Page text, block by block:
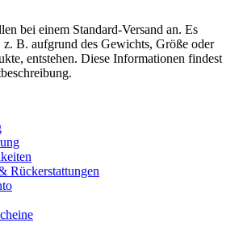
bei einem Standard-Versand an. Es
B. aufgrund des Gewichts, Größe oder
entstehen. Diese Informationen findest
Rückerstattungen